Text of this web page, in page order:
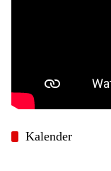
Kalender